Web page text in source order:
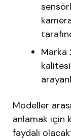
Marka
Modeller
anlamak için
faydalı